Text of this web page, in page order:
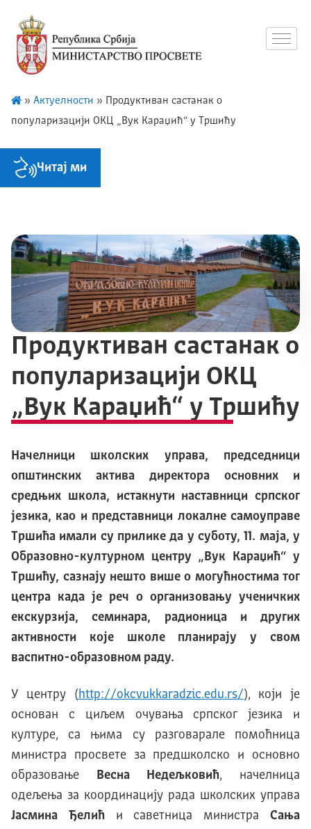
» Актуелности » Продуктиван састанак о
популаризацији ОКЦ „Вук Караџић“ у Тршићу
Читај ми
Продуктиван састанак о
популаризацији ОКЦ
„Вук Караџић“ у Тршићу
Начелници школских управа, председници
општинских актива директора основних и
средњих школа, истакнути наставници српског
језика, као и представници локалне самоуправе
Тршића имали су прилике да у суботу, 11. маја, у
Образовно-културном центру „Вук Караџић“ у
Тршићу, сазнају нешто више о могућностима тог
центра када је реч о организовању ученичких
екскурзија, семинара, радионица и других
активности које школе планирају у свом
васпитно-образовном раду.
У центру ( http://okcvukkaradzic.edu.rs/ ), који је
основан с циљем очувања српског језика и
културе, са њима су разговарале помоћница
министра просвете за предшколско и основно
образовање
Весна Недељковић, начелница
одељења за координацију рада школских управа
Јасмина Ђелићи саветница министраСања